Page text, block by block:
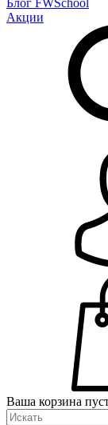
Блог FWSchool
Акции
Ваша корзина